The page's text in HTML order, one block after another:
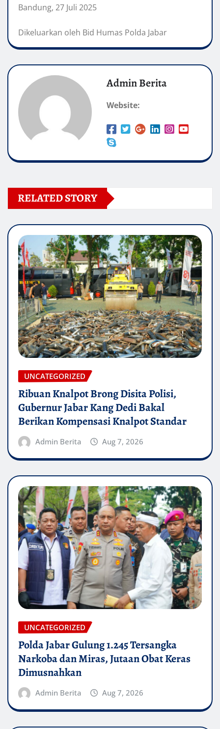
Bandung, 27 Juli 2025
Dikeluarkan oleh Bid Humas Polda Jabar
Admin Berita
Website:
RELATED STORY
UNCATEGORIZED
Ribuan Knalpot Brong Disita Polisi,
Gubernur Jabar Kang Dedi Bakal
Berikan Kompensasi Knalpot Standar
Admin Berita Aug 7, 2026
UNCATEGORIZED
Polda Jabar Gulung 1.245 Tersangka
Narkoba dan Miras, Jutaan Obat Keras
Dimusnahkan
Admin Berita Aug 7, 2026